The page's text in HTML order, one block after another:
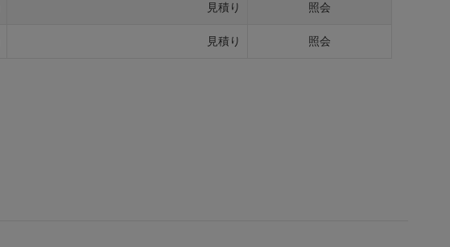
見積り 照会
見積り 照会